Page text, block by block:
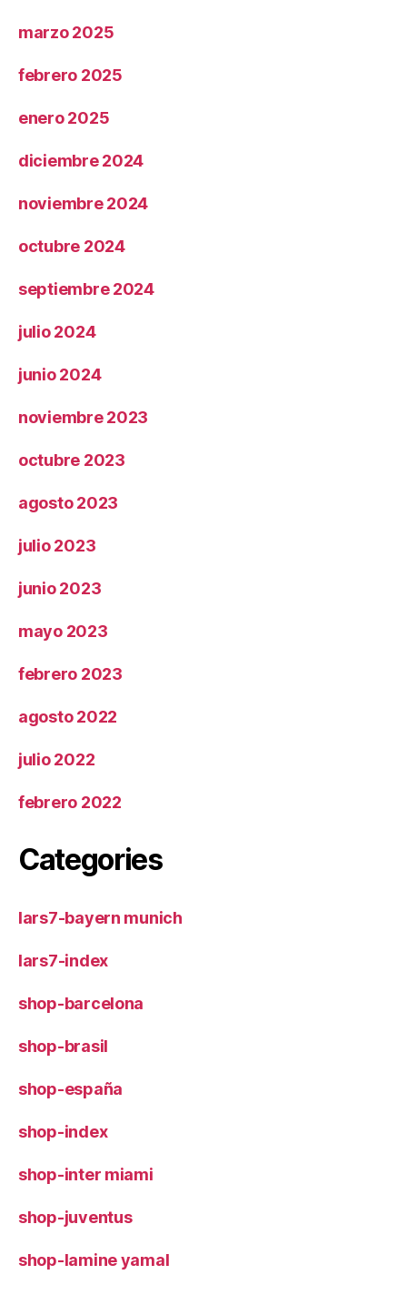
marzo 2025
febrero 2025
enero 2025
diciembre 2024
noviembre 2024
octubre 2024
septiembre 2024
julio 2024
junio 2024
noviembre 2023
octubre 2023
agosto 2023
julio 2023
junio 2023
mayo 2023
febrero 2023
agosto 2022
julio 2022
febrero 2022
Categories
lars7-bayern munich
lars7-index
shop-barcelona
shop-brasil
shop-españa
shop-index
shop-inter miami
shop-juventus
shop-lamine yamal